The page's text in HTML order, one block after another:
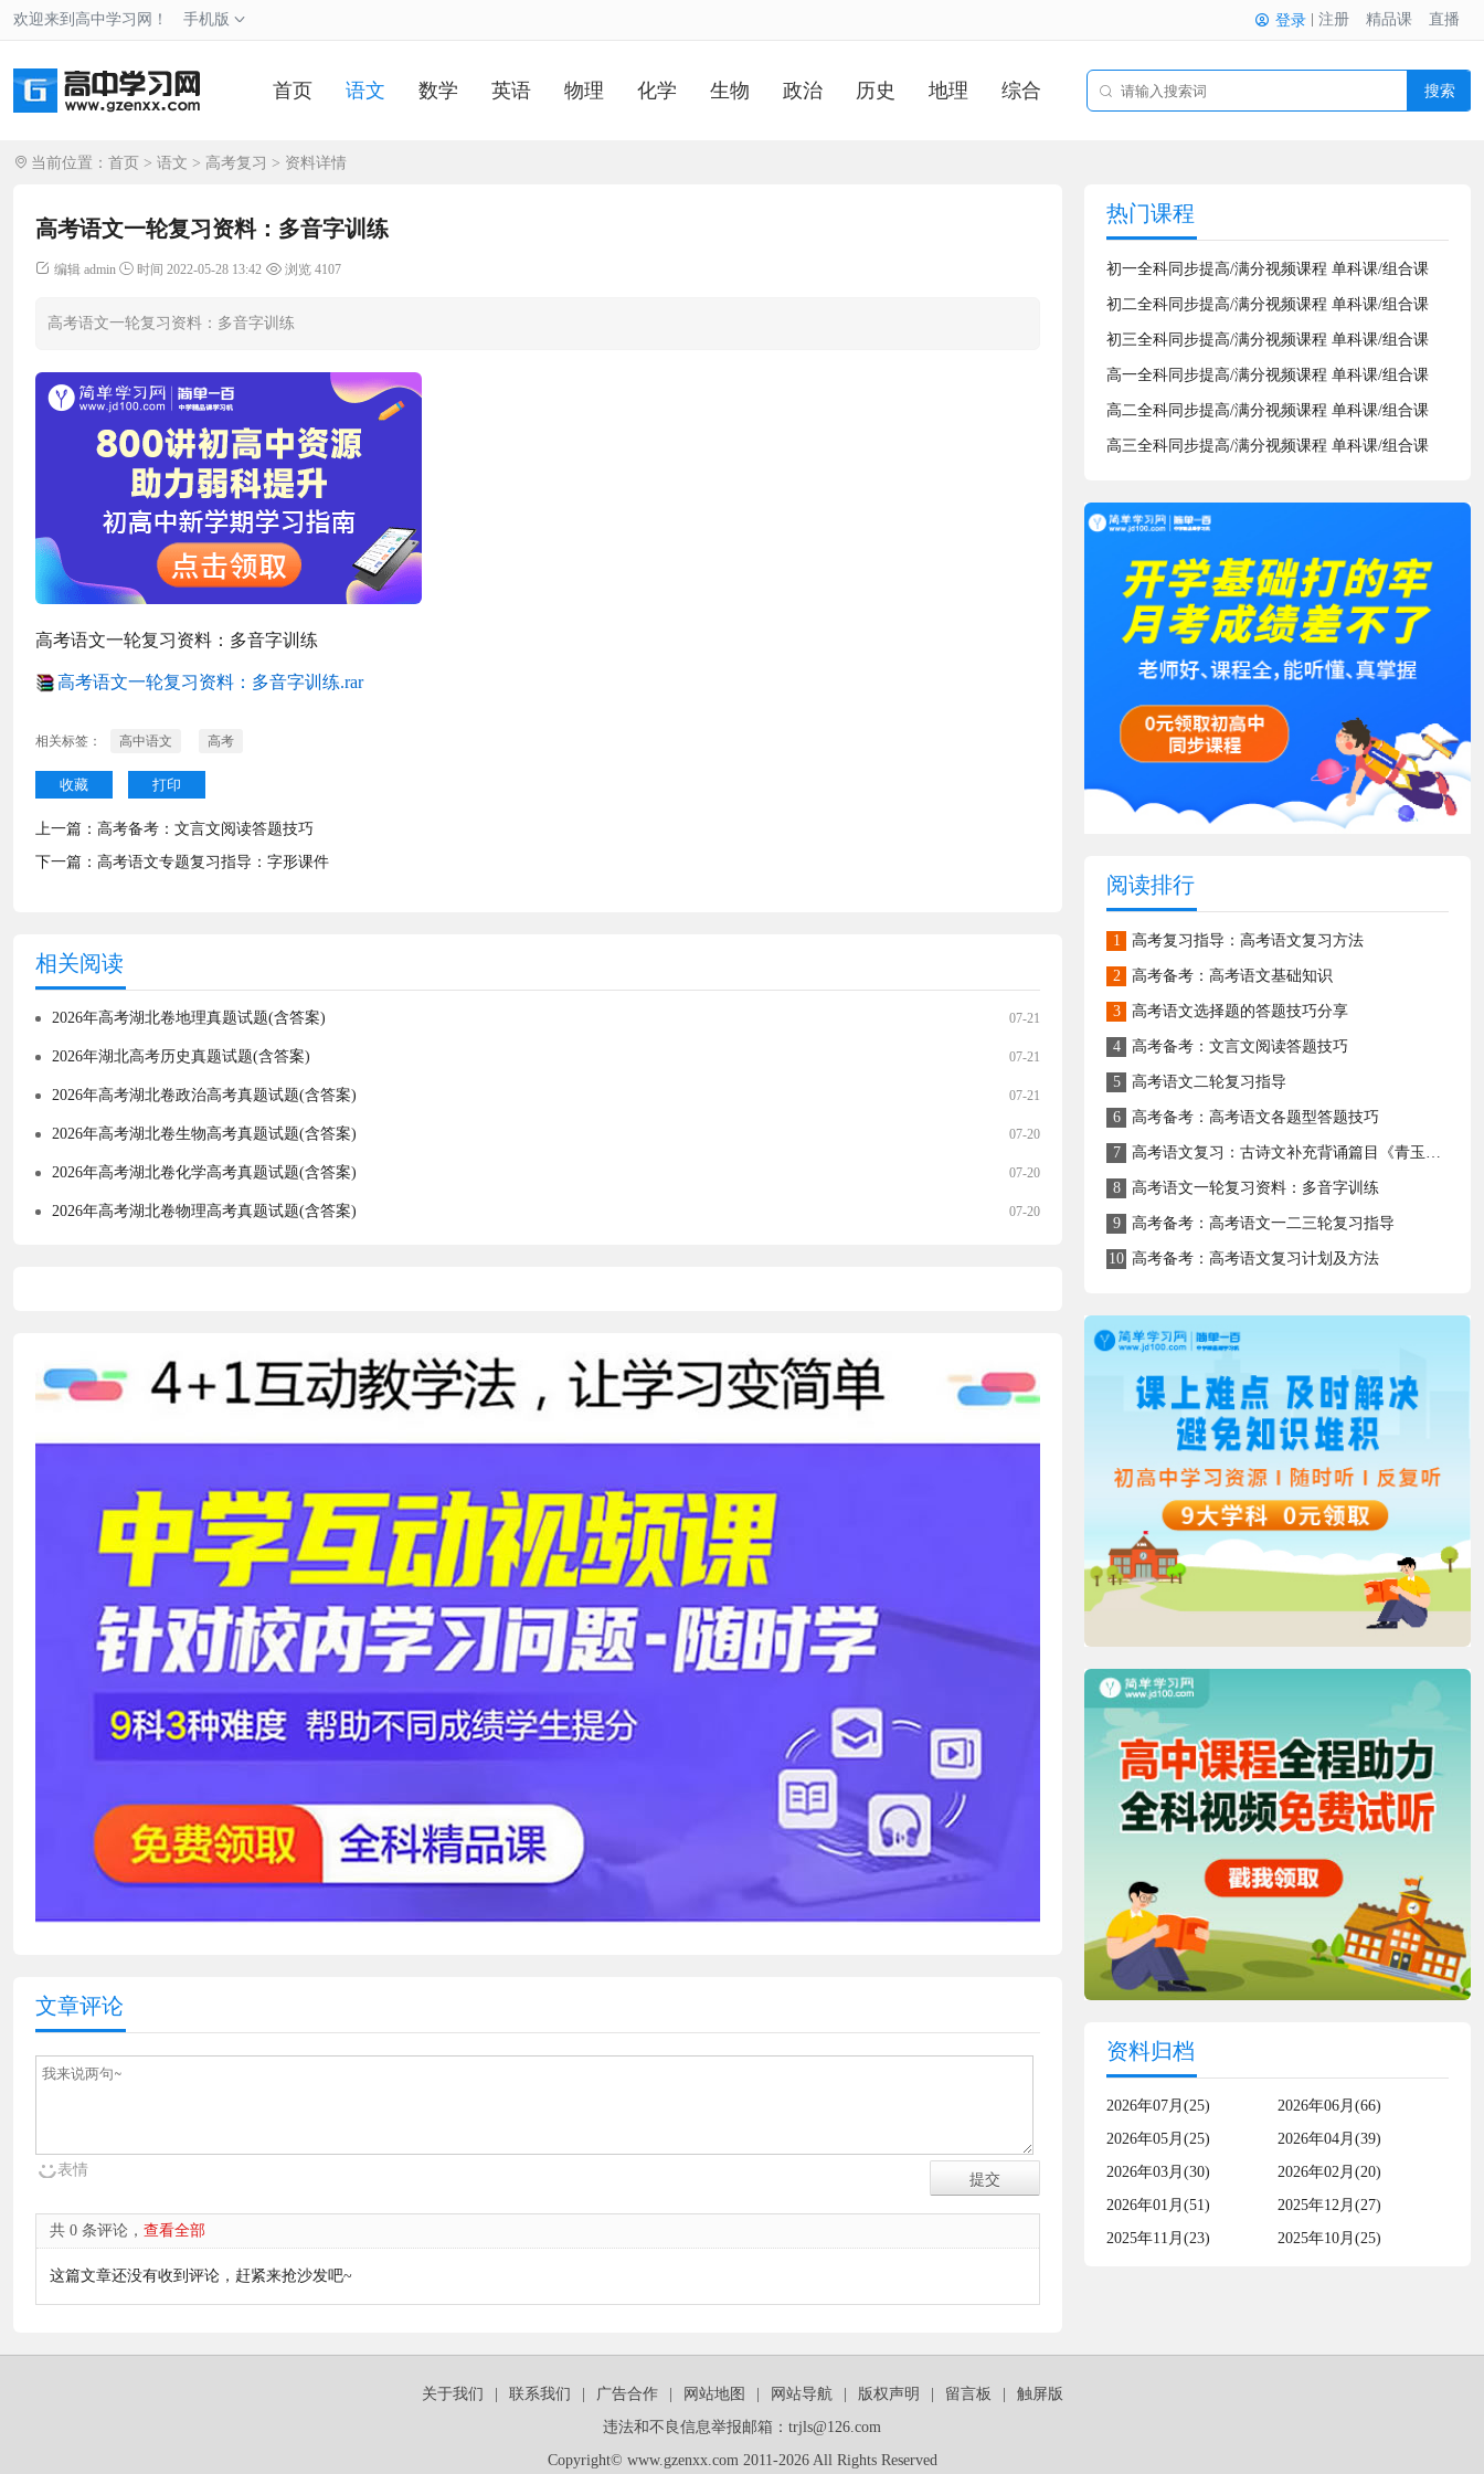
欢迎来到高中学习网！ 手机版 登录 注册 精品课 直播
首页 语文 数学 英语 物理 化学 生物 政治 历史 地理 综合 搜索
当前位置： 首页 > 语文 > 高考复习 > 资料详情
高考语文一轮复习资料：多音字训练
编辑 admin 时间 2022-05-28 13:42 浏览 4107
高考语文一轮复习资料：多音字训练
高考语文一轮复习资料：多音字训练
高考语文一轮复习资料：多音字训练.rar
相关标签： 高中语文 高考
收藏 打印
上一篇： 高考备考：文言文阅读答题技巧
下一篇： 高考语文专题复习指导：字形课件
相关阅读
07-21
2026年高考湖北卷地理真题试题(含答案)
07-21
2026年湖北高考历史真题试题(含答案)
07-21
2026年高考湖北卷政治高考真题试题(含答案)
07-20
2026年高考湖北卷生物高考真题试题(含答案)
07-20
2026年高考湖北卷化学高考真题试题(含答案)
07-20
2026年高考湖北卷物理高考真题试题(含答案)
文章评论
表情
共 0 条评论， 查看全部
这篇文章还没有收到评论，赶紧来抢沙发吧~
热门课程
初一全科同步提高/满分视频课程 单科课/组合课
初二全科同步提高/满分视频课程 单科课/组合课
初三全科同步提高/满分视频课程 单科课/组合课
高一全科同步提高/满分视频课程 单科课/组合课
高二全科同步提高/满分视频课程 单科课/组合课
高三全科同步提高/满分视频课程 单科课/组合课
阅读排行
1 高考复习指导：高考语文复习方法
2 高考备考：高考语文基础知识
3 高考语文选择题的答题技巧分享
4 高考备考：文言文阅读答题技巧
5 高考语文二轮复习指导
6 高考备考：高考语文各题型答题技巧
7 高考语文复习：古诗文补充背诵篇目《青玉案·元夕》知识点归纳及练习
8 高考语文一轮复习资料：多音字训练
9 高考备考：高考语文一二三轮复习指导
10 高考备考：高考语文复习计划及方法
资料归档
2026年07月(25)
2026年06月(66)
2026年05月(25)
2026年04月(39)
2026年03月(30)
2026年02月(20)
2026年01月(51)
2025年12月(27)
2025年11月(23)
2025年10月(25)
关于我们 联系我们 广告合作 网站地图 网站导航 版权声明 留言板
触屏版
违法和不良信息举报邮箱：trjls@126.com
Copyright© www.gzenxx.com 2011-2026 All Rights Reserved